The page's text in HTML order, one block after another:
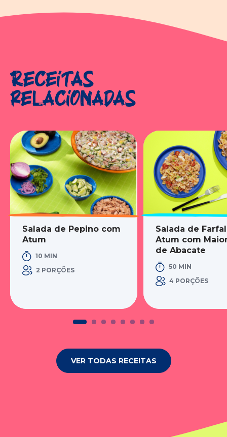
Receitas
relacionadas
Salada de Pepino com
Atum
10 MIN
2 PORÇÕES
Salada de
Atum com
de Abacate
50 MIN
4 PORÇÕES
VER TODAS RECEITAS